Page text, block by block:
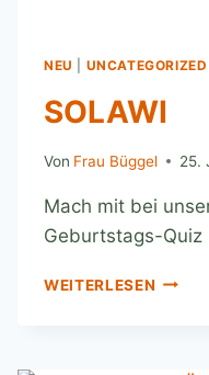
NEU UNCATEGORIZED
SOLAWI
Von Frau Büggel 25.
Mach mit bei
Geburtstags-Quiz
WEITERLESEN